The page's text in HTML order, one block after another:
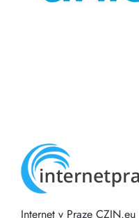
Internet v Praze CZIN.eu